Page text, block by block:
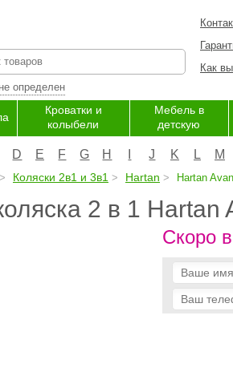
определен
Как
Кроватки и
колыбели
Мебель в
детскую
D E F G H J K L M
Коляски 2в1 и 3в1 Hartan Hartan
2 в 1
Скоро